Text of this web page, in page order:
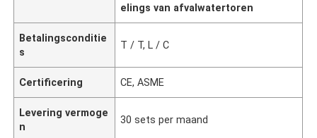
elings van afvalwatertoren
Betalingsconditie
s
T / T, L / C
Certificering CE, ASME
Levering vermoge
n
30 sets per maand